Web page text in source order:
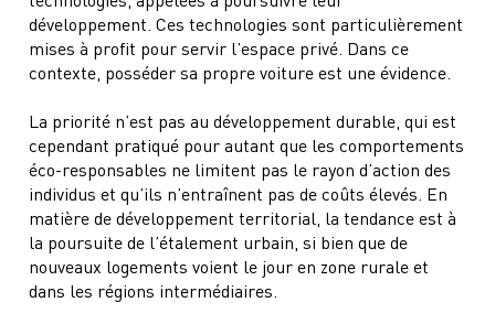
développement. Ces technologies sont particulièrement
mises à profit pour servir l’espace privé. Dans ce
contexte, posséder sa propre voiture est une évidence.
La priorité n’est pas au développement durable, qui est
cependant pratiqué pour autant que les comportements
éco-responsables ne limitent pas le rayon d’action des
individus et qu’ils n’entraînent pas de coûts élevés. En
matière de développement territorial, la tendance est à
la poursuite de l’étalement urbain, si bien que de
nouveaux logements voient le jour en zone rurale et
dans les régions intermédiaires.